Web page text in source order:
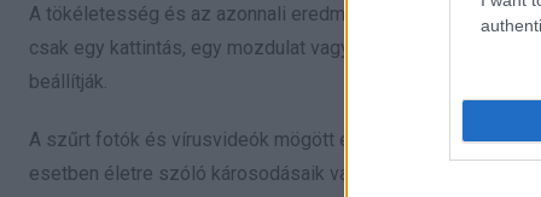
A tökéletesség és az azonnali eredmények
csak egy kattintás, egy mozdulat vagy egy fecskendő
beállítják.
A szűrt fotók és vírusvideók mögött egyre több valódi
esetben életre szóló károsodásaik vannak.